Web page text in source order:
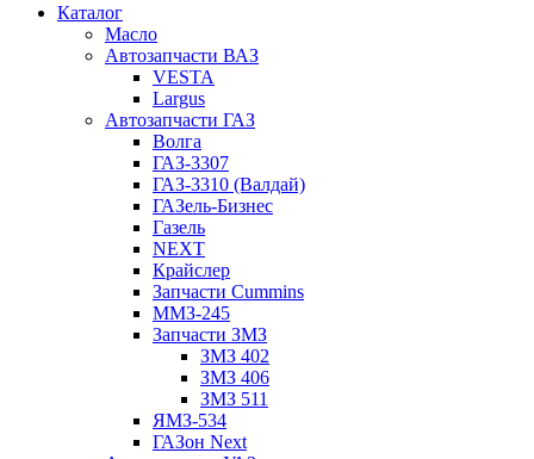
Каталог
Масло
Автозапчасти ВАЗ
VESTA
Largus
Автозапчасти ГАЗ
Волга
ГАЗ-3307
ГАЗ-3310 (Валдай)
ГАЗель-Бизнес
Газель
NEXT
Крайслер
Запчасти Cummins
ММЗ-245
Запчасти ЗМЗ
ЗМЗ 402
ЗМЗ 406
ЗМЗ 511
ЯМЗ-534
ГАЗон Next